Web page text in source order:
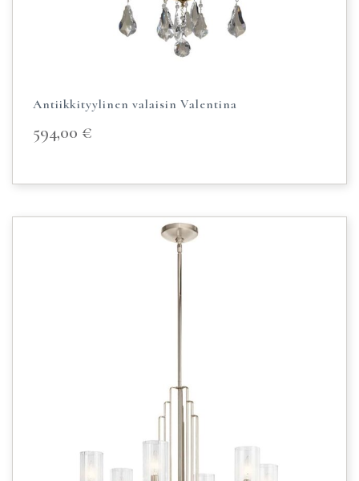
Antiikkityylinen valaisin Valentina
594,00 €